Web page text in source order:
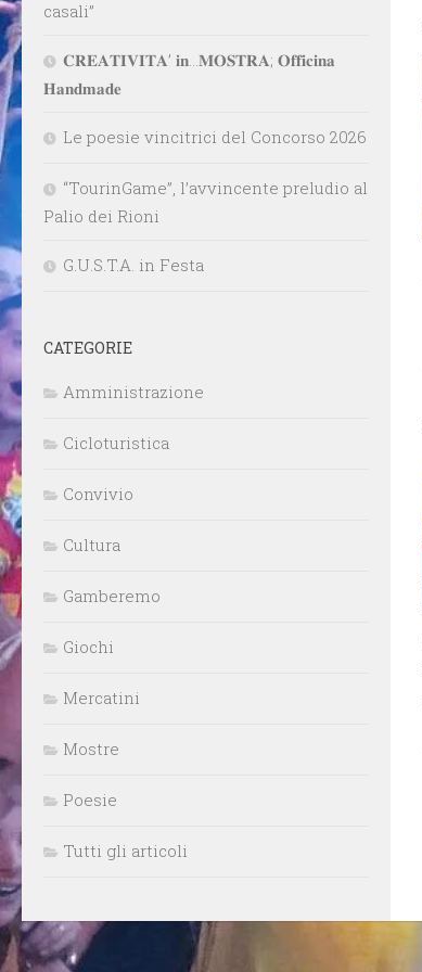
casali”
𝐂𝐑𝐄𝐀𝐓𝐈𝐕𝐈𝐓𝐀’ 𝐢𝐧…𝐌𝐎𝐒𝐓𝐑𝐀; 𝐎𝐟𝐟𝐢𝐜𝐢𝐧𝐚
𝐇𝐚𝐧𝐝𝐦𝐚𝐝𝐞
Le poesie vincitrici del Concorso 2026
“TourinGame”, l’avvincente preludio al
Palio dei Rioni
G.U.S.T.A. in Festa
CATEGORIE
Amministrazione
Cicloturistica
Convivio
Cultura
Gamberemo
Giochi
Mercatini
Mostre
Poesie
Tutti gli articoli